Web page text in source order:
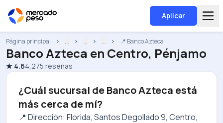
Aplicar
Página principal ... ... ... 📍 Banco Azteca
Banco Azteca en Centro, Pénjamo
★ 4.64,275 reseñas
¿Cuál sucursal de Banco Azteca está
más cerca de mí?
📍 Dirección: Florida, Santos Degollado 9, Centro,